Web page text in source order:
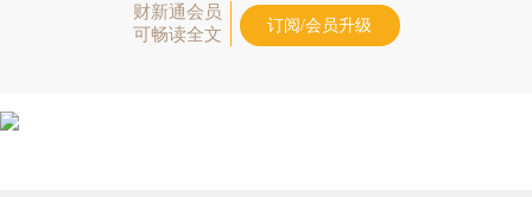
财新通会员
可畅读全文
订阅/会员升级